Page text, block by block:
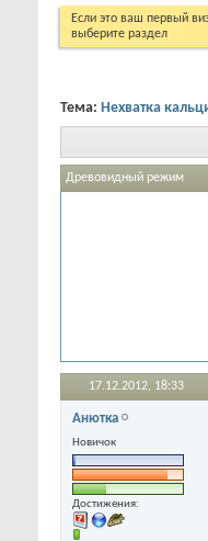
Если это ваш первый
выберите раздел
Тема: Нехватка
Древовидный режим
17.12.2012, 18:33
Анютка
Новичок
Достижения: